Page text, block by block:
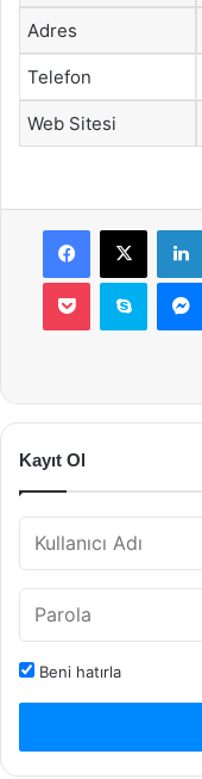
Adres
Telefon
Web Sitesi
Facebook
X
Pocket Skype
Kayıt Ol
Beni hatırla